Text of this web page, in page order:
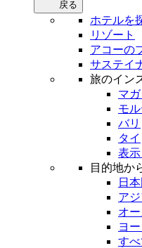
戻る
ホテルを
リゾート
アコーの
サステイ
旅のイン
マ
モ
バリ
タイ
表
目的地か
日
ア
オ
ヨ
す